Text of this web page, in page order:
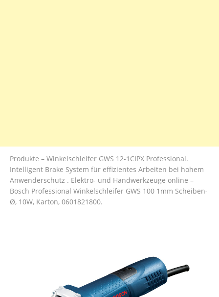
Produkte – Winkelschleifer GWS 12-1CIPX Professional.
Intelligent Brake System für effizientes Arbeiten bei hohem
Anwenderschutz . Elektro- und Handwerkzeuge online –
Bosch Professional Winkelschleifer GWS 100 1mm Scheiben-
Ø, 10W, Karton, 0601821800.